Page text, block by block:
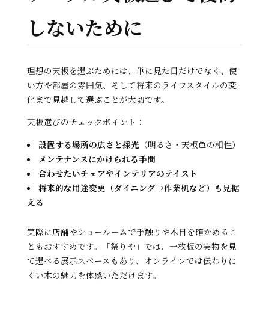
しないために
理想の天板を選ぶためには、単に見た目だけでなく、使
い方や部屋の雰囲気、そして将来のライフスタイルの変
化まで見越して選ぶことが大切です。
天板選びのチェックポイント：
設置する場所の広さと採光 （明るさ・天板色の相性）
メンテナンスにかけられる手間
合わせたいチェアやインテリアのテイスト
将来的な用途変更（ダイニング→作業机など）も見据
える
実際に店舗やショールームで手触りや木目を確かめるこ
ともおすすめです。「祭りや」では、一枚板の実物を見
て選べる展示スペースもあり、オンラインでは伝わりに
くい木の魅力を体感いただけます。